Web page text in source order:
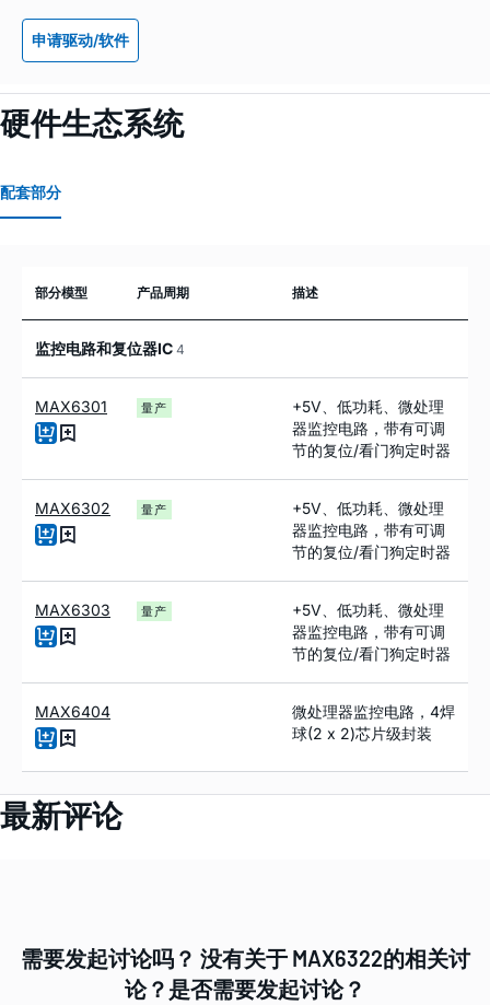
申请驱动/软件
硬件生态系统
配套部分
部分模型 产品周期 描述
监控电路和复位器IC 4
MAX6301 量产
+5V、低功耗、微处理
器监控电路，带有可调
节的复位/看门狗定时器
MAX6302 量产
+5V、低功耗、微处理
器监控电路，带有可调
节的复位/看门狗定时器
MAX6303 量产
+5V、低功耗、微处理
器监控电路，带有可调
节的复位/看门狗定时器
MAX6404
微处理器监控电路，4焊
球(2 x 2)芯片级封装
最新评论
需要发起讨论吗？ 没有关于 MAX6322的相关讨
论？是否需要发起讨论？